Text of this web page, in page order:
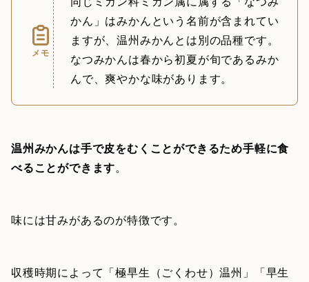
メモ
かん」はみかんという名前が含まれてい
ますが、温州みかんとは別の品種です。
なつみかんは春から初夏が旬であるみか
んで、爽やかな味があります。
温州みかんは手で皮をむくことができるため手軽に食
べることができます。
味には甘みがあるのが特徴です。
収穫時期によって「極早生（ごくわせ）温州」「早生